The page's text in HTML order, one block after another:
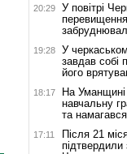
20:29
У повітрі
19:28
У
завдав
його
18:17
На Уманщині
навчальну
та
17:11
Після 21
підтвердили